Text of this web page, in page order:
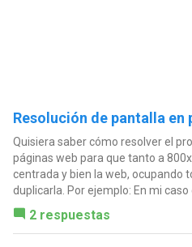
Resolución de pantalla en
Quisiera saber cómo resolver el
páginas web para que tanto a
centrada y bien la web, ocupando
duplicarla. Por ejemplo: En mi
2 respuestas